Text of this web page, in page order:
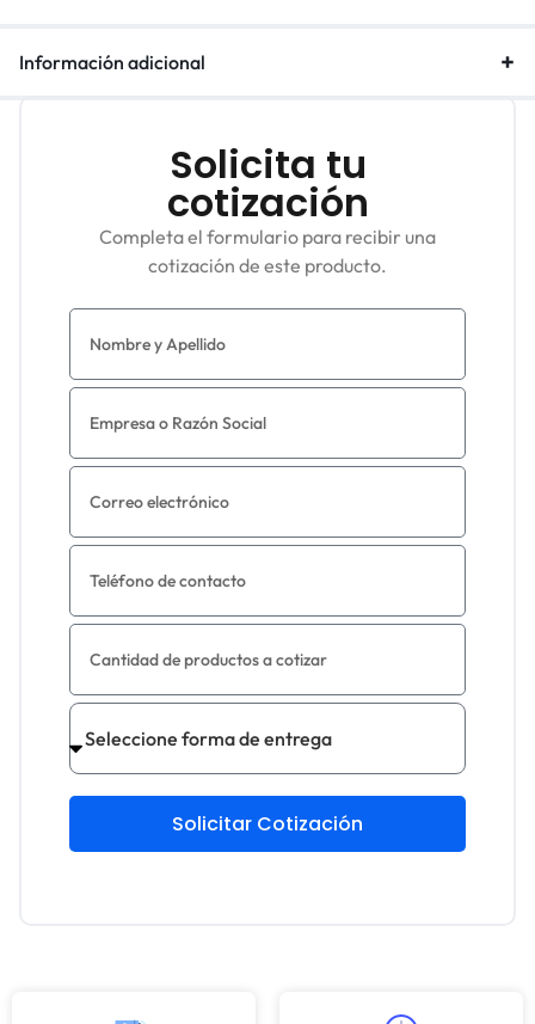
Información adicional
Solicita tu
cotización
Completa el formulario para recibir una
cotización de este producto.
Solicitar Cotización